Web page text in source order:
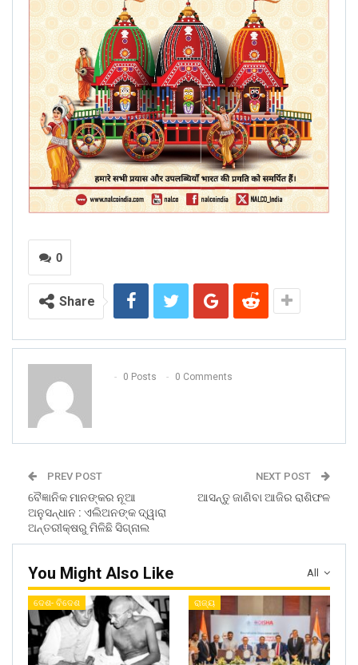
0
Share
0 Posts 0 Comments
PREV POST
ବୈଜ୍ଞାନିକ ମାନଙ୍କର ନୂଆ
ଅନୁସନ୍ଧାନ : ଏଲିଅନଙ୍କ ଦ୍ୱାରା
ଅନ୍ତରୀକ୍ଷରୁ ମିଳିଛି ସିଗ୍ନାଲ
NEXT POST
ଆସନ୍ତୁ ଜାଣିବା ଆଜିର ରାଶିଫଳ
All
You Might Also Like
ଦେଶ- ବିଦେଶ ରାଜ୍ୟ